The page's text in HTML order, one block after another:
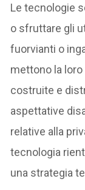
Le tecnologie
o sfruttare gli
fuorvianti o
mettono la
costruite e
aspettative
relative alla
tecnologia
una strategia